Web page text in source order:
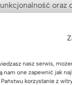
nasz serwis,
nam one zapewnić jak
Państwu korzystanie z